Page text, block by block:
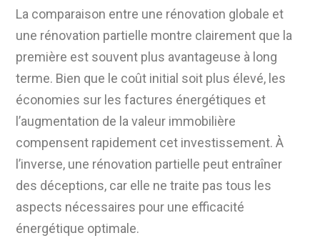
La comparaison entre une rénovation globale et
une rénovation partielle montre clairement que la
première est souvent plus avantageuse à long
terme. Bien que le coût initial soit plus élevé, les
économies sur les factures énergétiques et
l’augmentation de la valeur immobilière
compensent rapidement cet investissement. À
l’inverse, une rénovation partielle peut entraîner
des déceptions, car elle ne traite pas tous les
aspects nécessaires pour une efficacité
énergétique optimale.